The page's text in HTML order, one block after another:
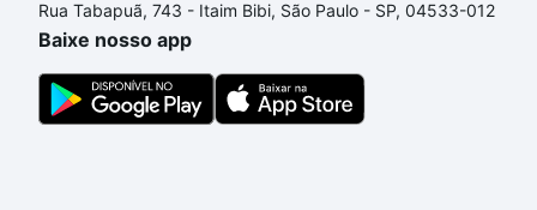
um apartamento
e conte com a gente para comprar
o imóvel dos seus sonhos com segurança e
conforto. Loft, com você até as chaves.
Rua Tabapuã, 743 - Itaim Bibi, São Paulo - SP, 04533-012
Baixe nosso app